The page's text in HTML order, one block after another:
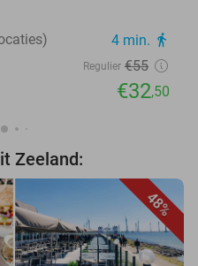
4 min. directions_walk
Regulier €55
€32,50
Zeeland:
48%